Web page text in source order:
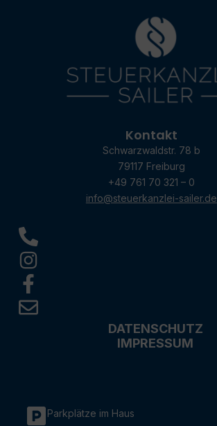
Kontakt
Schwarzwaldstr. 78 b
79117 Freiburg
+49 761 70 321 – 0
info@steuerkanzlei-sailer.de
DATENSCHUTZ
IMPRESSUM
Parkplätze im Haus